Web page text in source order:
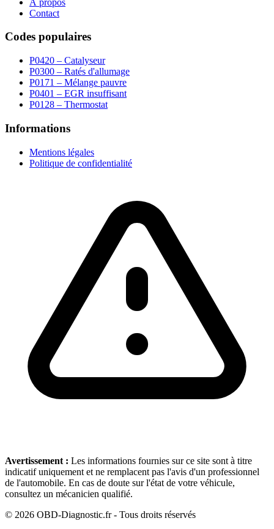
Contact
Codes populaires
P0420 – Catalyseur
P0300 – Ratés d'allumage
P0171 – Mélange pauvre
P0401 – EGR insuffisant
P0128 – Thermostat
Informations
Mentions légales
Politique de confidentialité
Avertissement : Les informations fournies sur ce site sont à titre
indicatif uniquement et ne remplacent pas l'avis d'un professionnel
de l'automobile. En cas de doute sur l'état de votre véhicule,
consultez un mécanicien qualifié.
© 2026 OBD-Diagnostic.fr - Tous droits réservés